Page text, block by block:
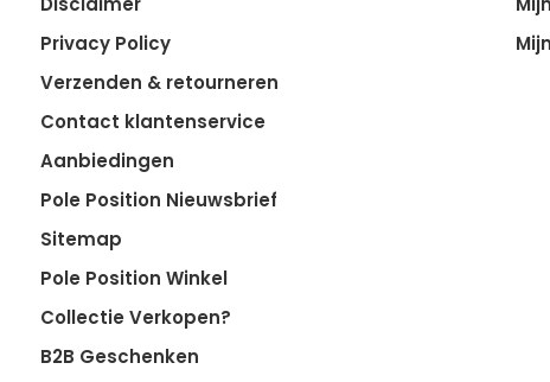
Privacy Policy
Verzenden & retourneren
Contact klantenservice
Aanbiedingen
Pole Position Nieuwsbrief
Sitemap
Pole Position Winkel
Collectie Verkopen?
B2B Geschenken